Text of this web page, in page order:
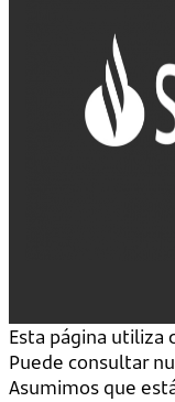
Esta página utiliza
Puede consultar
Asumimos que